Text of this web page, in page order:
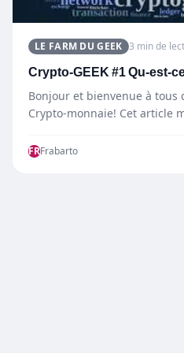
LE FARM DU GEEK 3 min de
Crypto-GEEK #1 Qu-est-
Bonjour et bienvenue à tous
Crypto-monnaie! Cet article
FRFrabarto